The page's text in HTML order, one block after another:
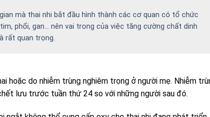
mà thai nhi bắt đầu hình thành các cơ quan có tổ chức
phổi, gan… nên vai trong của việc tăng cường chất dinh
rất quan trọng.
hoặc do nhiễm trùng nghiêm trọng ở người mẹ. Nhiễm
lưu trước tuần thứ 24 so với những người sau đó.